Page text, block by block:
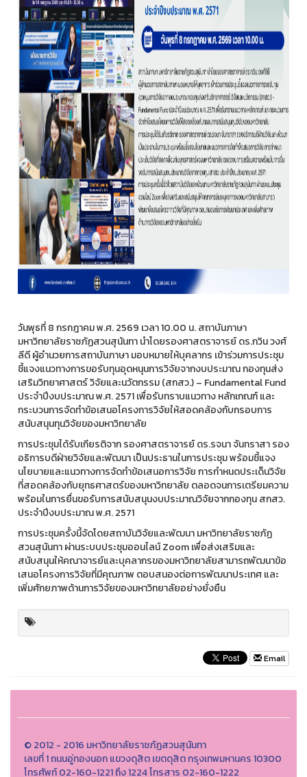
วันพุธที่ 8 กรกฎาคม พ.ศ. 2569 เวลา 10.00 น. สถาบันภาษา
มหาวิทยาลัยราชภัฏสวนสุนันทา นำโดยรองศาสตราจารย์ ดร.กวิน วงศ์
ลีดี ผู้อำนวยการสถาบันภาษา มอบหมายให้บุคลากร เข้าร่วมการประชุม
ชี้แจงแนวทางการขอรับทุนอุดหนุนการวิจัยจากงบประมาณ กองทุนส่ง
เสริมวิทยาศาสตร์ วิจัยและนวัตกรรม (สกสว.) – Fundamental Fund
ประจำปีงบประมาณ พ.ศ. 2571 เพื่อรับทราบแนวทาง หลักเกณฑ์ และ
กระบวนการจัดทำข้อเสนอโครงการวิจัยให้สอดคล้องกับกรอบการ
สนับสนุนทุนวิจัยของมหาวิทยาลัย
การประชุมได้รับเกียรติจาก รองศาสตราจารย์ ดร.รจนา จันทราสา รอง
อธิการบดีฝ่ายวิจัยและพัฒนา เป็นประธานในการประชุม พร้อมชี้แจง
นโยบายและแนวทางการจัดทำข้อเสนอการวิจัย การกำหนดประเด็นวิจัย
ที่สอดคล้องกับยุทธศาสตร์ของมหาวิทยาลัย ตลอดจนการเตรียมความ
พร้อมในการยื่นขอรับการสนับสนุนงบประมาณวิจัยจากกองทุน สกสว.
ประจำปีงบประมาณ พ.ศ. 2571
การประชุมครั้งนี้จัดโดยสถาบันวิจัยและพัฒนา มหาวิทยาลัยราชภัฏ
สวนสุนันทา ผ่านระบบประชุมออนไลน์ Zoom เพื่อส่งเสริมและ
สนับสนุนให้คณาจารย์และบุคลากรของมหาวิทยาลัยสามารถพัฒนาข้อ
เสนอโครงการวิจัยที่มีคุณภาพ ตอบสนองต่อการพัฒนาประเทศ และ
เพิ่มศักยภาพด้านการวิจัยของมหาวิทยาลัยอย่างยั่งยืน
Email
© 2012 - 2016 มหาวิทยาลัยราชภัฏสวนสุนันทา
เลขที่ 1 ถนนอู่ทองนอก แขวงดุสิต เขตดุสิต กรุงเทพมหานคร 10300
โทรศัพท์ 02-160-1221 ถึง 1224 โทรสาร 02-160-1222